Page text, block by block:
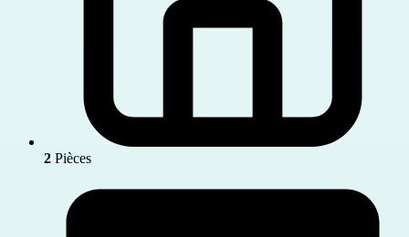
2 Pièces